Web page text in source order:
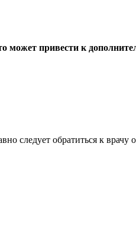
может привести к
следует обратиться к